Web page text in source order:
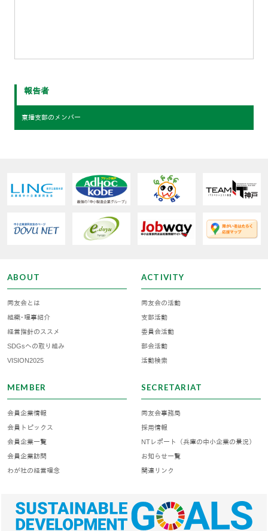
報告者
東播支部のメンバー
ABOUT ACTIVITY
同友会とは
同友会の活動
組織･理事紹介
支部活動
経営指針のススメ
委員会活動
SDGsへの取り組み
部会活動
VISION2025
活動検索
MEMBER SECRETARIAT
会員企業情報
同友会事務局
会員トピックス
採用情報
会員企業一覧
NTレポート（兵庫の中小企業の景況）
会員企業訪問
お知らせ一覧
わが社の経営理念
関連リンク